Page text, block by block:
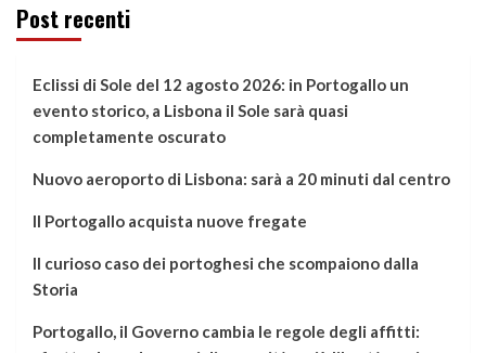
Post recenti
Eclissi di Sole del 12 agosto 2026: in Portogallo un
evento storico, a Lisbona il Sole sarà quasi
completamente oscurato
Nuovo aeroporto di Lisbona: sarà a 20 minuti dal centro
Il Portogallo acquista nuove fregate
Il curioso caso dei portoghesi che scompaiono dalla
Storia
Portogallo, il Governo cambia le regole degli affitti: